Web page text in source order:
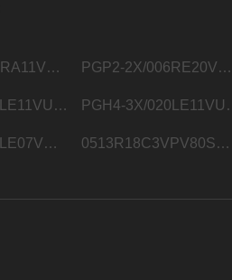
PGM4-4X/025RA11VU2德国力士乐Rexroth内齿轮泵R901363096 PGP2-2X/006RE20VE4德国力士乐Rexroth内齿轮泵R900932129
PGH4-3X/020LE11VU2德国力士乐Rexroth内齿轮泵R900932183 PGH4-3X/
PGH2-2X/005LE07VU2德国力士乐Rexroth内齿轮泵R900703725 0513R18C3VPV80SM21HYB05德国力士乐Rexroth液压叶片泵0513800248